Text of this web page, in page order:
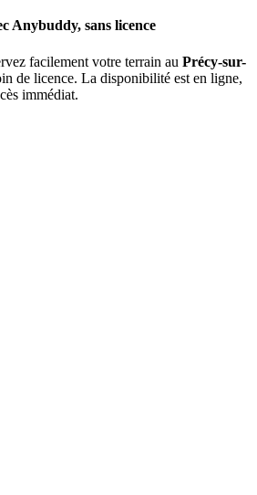
Anybuddy, sans licence
facilement votre terrain au Précy-sur-
de licence. La disponibilité est en ligne,
immédiat.